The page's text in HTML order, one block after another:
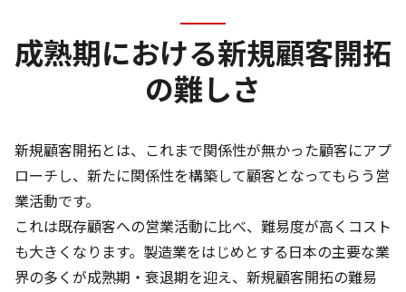
成熟期における新規顧客開拓
の難しさ
新規顧客開拓とは、これまで関係性が無かった顧客にアプ
ローチし、新たに関係性を構築して顧客となってもらう営
業活動です。
これは既存顧客への営業活動に比べ、難易度が高くコスト
も大きくなります。製造業をはじめとする日本の主要な業
界の多くが成熟期・衰退期を迎え、新規顧客開拓の難易